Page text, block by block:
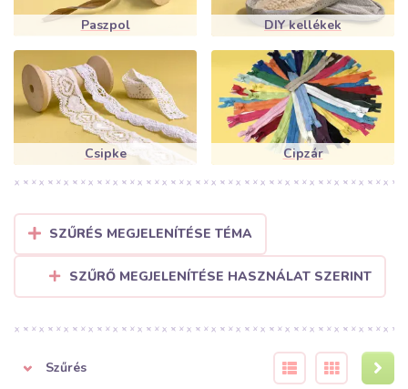
Paszpol DIY kellékek
Csipke Cipzár
SZŰRÉS MEGJELENÍTÉSE TÉMA
SZŰRŐ MEGJELENÍTÉSE HASZNÁLAT SZERINT
Szűrés